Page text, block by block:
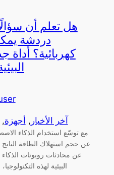
هل تعلم أن
دردشة
كهربائية؟
آخر الأخبار , أجهزة,
مع توسّع استخدام الذكاء
عن محادثات روبوتات
البيئية لهذه